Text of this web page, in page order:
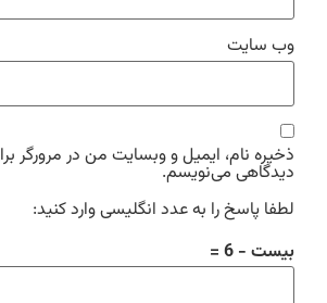
وب‌ سایت
ذخیره نام، ایمیل و وبسایت من در مرورگر
دیدگاهی می‌نویسم.
لطفا پاسخ را به عدد انگلیسی وارد کنید:
بیست − 6 =